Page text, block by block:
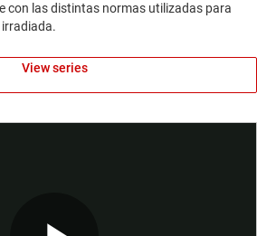
con las distintas normas utilizadas para
irradiada.
View series